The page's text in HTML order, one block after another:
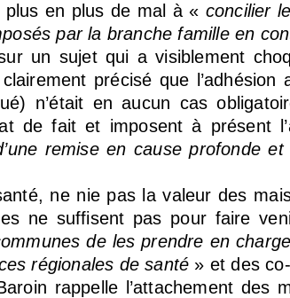
en plus de mal à « concilier
par la branche famille en
un sujet qui a visiblement
précisé que
n’était en aucun cas
de fait et imposent à présent
remise en cause profonde
ne nie pas la valeur des
ne suffisent pas pour faire
de les prendre en
régionales de santé » et des
rappelle l’attachement des